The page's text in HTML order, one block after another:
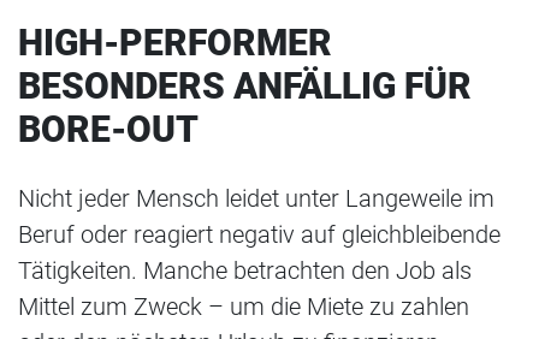
HIGH-PERFORMER
BESONDERS ANFÄLLIG FÜR
BORE-OUT
Nicht jeder Mensch leidet unter Langeweile im
Beruf oder reagiert negativ auf gleichbleibende
Tätigkeiten. Manche betrachten den Job als
Mittel zum Zweck – um die Miete zu zahlen